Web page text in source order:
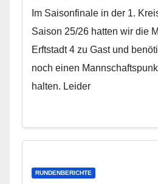
Im Saisonfinale in der 1.
Saison 25/26 hatten wir die
Erftstadt 4 zu Gast und
noch einen
halten. Leider
RUNDENBERICHTE